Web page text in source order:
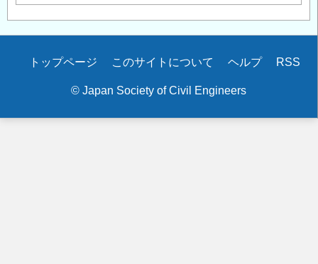
Secondary
トップページ このサイトについて ヘルプ RSS
© Japan Society of Civil Engineers